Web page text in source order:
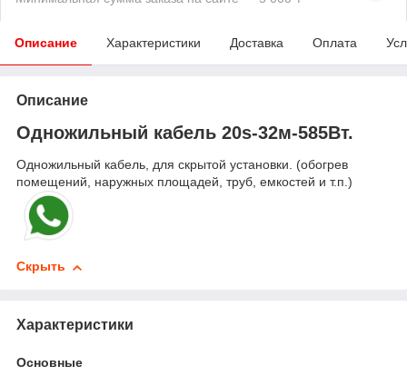
Описание Характеристики Доставка Оплата
Описание
Одножильный кабель 20s-32м-585Вт.
Одножильный кабель, для скрытой установки. (обогрев
помещений, наружных площадей, труб, емкостей и т.п.)
Скрыть
Характеристики
Основные